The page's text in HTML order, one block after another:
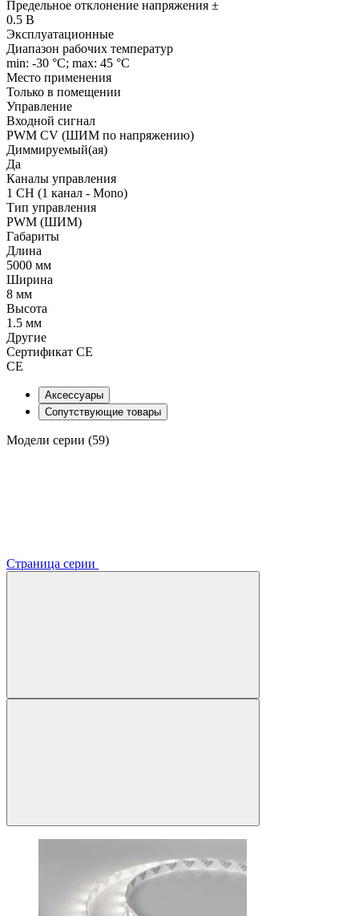
Предельное отклонение напряжения ±
0.5 В
Эксплуатационные
Диапазон рабочих температур
min: -30 °C; max: 45 °C
Место применения
Только в помещении
Управление
Входной сигнал
PWM СV (ШИМ по напряжению)
Диммируемый(ая)
Да
Каналы управления
1 CH (1 канал - Mono)
Тип управления
PWM (ШИМ)
Габариты
Длина
5000 мм
Ширина
8 мм
Высота
1.5 мм
Другие
Сертификат CE
CE
Аксессуары
Сопутствующие товары
Модели серии (59)
Страница серии